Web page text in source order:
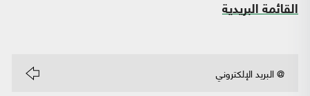
القائمة البريدية